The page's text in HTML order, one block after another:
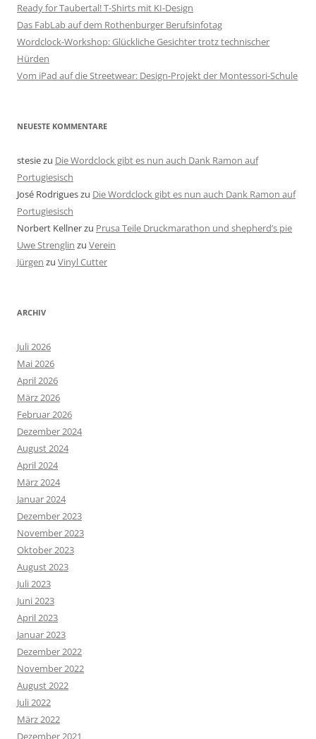
Ready for Taubertal! T-Shirts mit KI-Design
Das FabLab auf dem Rothenburger Berufsinfotag
Wordclock-Workshop: Glückliche Gesichter trotz technischer
Hürden
Vom iPad auf die Streetwear: Design-Projekt der Montessori-Schule
NEUESTE KOMMENTARE
stesiezu Die Wordclock gibt es nun auch Dank Ramon auf
Portugiesisch
José Rodrigueszu Die Wordclock gibt es nun auch Dank Ramon auf
Portugiesisch
Norbert Kellnerzu Prusa Teile Druckmarathon und shepherd’s pie
Uwe Strenglin zu Verein
Jürgen zu Vinyl Cutter
ARCHIV
Juli 2026
Mai 2026
April 2026
März 2026
Februar 2026
Dezember 2024
August 2024
April 2024
März 2024
Januar 2024
Dezember 2023
November 2023
Oktober 2023
August 2023
Juli 2023
Juni 2023
April 2023
Januar 2023
Dezember 2022
November 2022
August 2022
Juli 2022
März 2022
Dezember 2021